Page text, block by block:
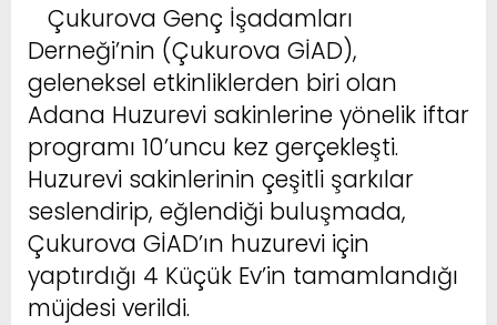
Çukurova Genç İşadamları
Derneği’nin (Çukurova GİAD),
geleneksel etkinliklerden biri olan
Adana Huzurevi sakinlerine yönelik iftar
programı 10’uncu kez gerçekleşti.
Huzurevi sakinlerinin çeşitli şarkılar
seslendirip, eğlendiği buluşmada,
Çukurova GİAD’ın huzurevi için
yaptırdığı 4 Küçük Ev’in tamamlandığı
müjdesi verildi.